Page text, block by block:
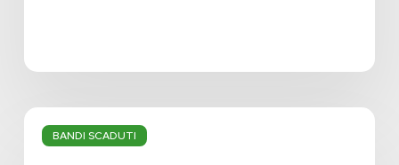
BANDI SCADUTI
Invito